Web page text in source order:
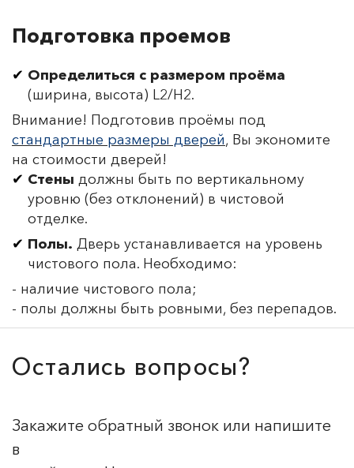
Подготовка проемов
Определиться с размером проёма
(ширина, высота) L2/H2.
Внимание! Подготовив проёмы под
стандартные размеры дверей, Вы экономите
на стоимости дверей!
Стены должны быть по вертикальному
уровню (без отклонений) в чистовой
отделке.
Полы. Дверь устанавливается на уровень
чистового пола. Необходимо:
- наличие чистового пола;
- полы должны быть ровными, без перепадов.
Остались вопросы?
Закажите обратный звонок или напишите
в